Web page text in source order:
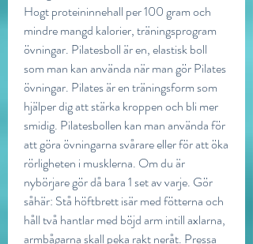
Hogt proteininnehall per 100 gram och
mindre mangd kalorier, träningsprogram
övningar. Pilatesboll är en, elastisk boll
som man kan använda när man gör Pilates
övningar. Pilates är en träningsform som
hjälper dig att stärka kroppen och bli mer
smidig. Pilatesbollen kan man använda för
att göra övningarna svårare eller för att öka
rörligheten i musklerna. Om du är
nybörjare gör då bara 1 set av varje. Gör
såhär: Stå höftbrett isär med fötterna och
håll två hantlar med böjd arm intill axlarna,
armbågarna skall peka rakt neråt. Pressa